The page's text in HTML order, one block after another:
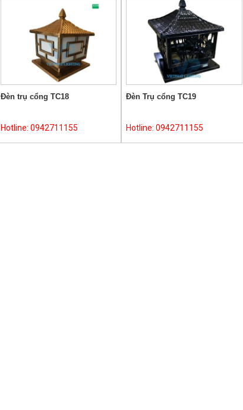
Đèn trụ cổng TC18
Hotline: 0942711155
Đèn Trụ cổng TC19
Hotline: 0942711155